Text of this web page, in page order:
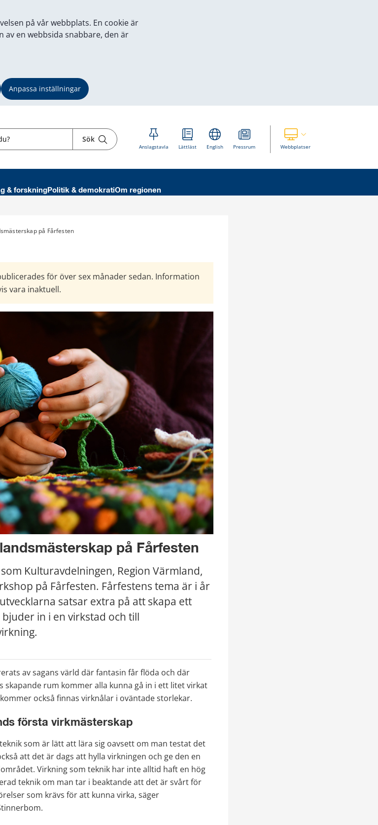
på vår webbplats. En cookie är
av en webbsida snabbare, den är
Anpassa inställningar
Sök
Anslagstavla Lättläst English Pressrum WebbplatserVisa våra andra webbplatser
& forskningPolitik & demokratiOm regionen
på Fårfesten
för över sex månader sedan. Information
vara inaktuell.
på Fårfesten
Kulturavdelningen, Region Värmland,
på Fårfesten. Fårfestens tema är i år
satsar extra på att skapa ett
in i en virkstad och till
av sagans värld där fantasin får flöda och där
skapande rum kommer alla kunna gå in i ett litet virkat
också finnas virknålar i oväntade storlekar.
första virkmästerskap
som är lätt att lära sig oavsett om man testat det
att det är dags att hylla virkningen och ge den en
Virkning som teknik har inte alltid haft en hög
teknik om man tar i beaktande att det är svårt för
som krävs för att kunna virka, säger